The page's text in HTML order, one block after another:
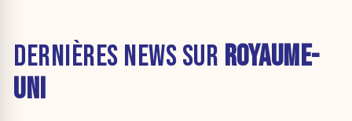
DERNIÈRES NEWS SUR ROYAUME-
UNI